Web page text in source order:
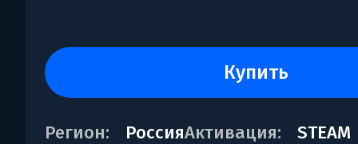
купить
Регион: РоссияАктивация: STEAM